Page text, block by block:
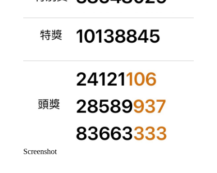
Screenshot